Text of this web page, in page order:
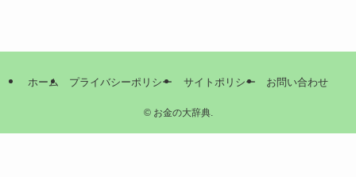
ホーム プライバシーポリシー サイトポリシー お問い合わせ
©お金の大辞典.